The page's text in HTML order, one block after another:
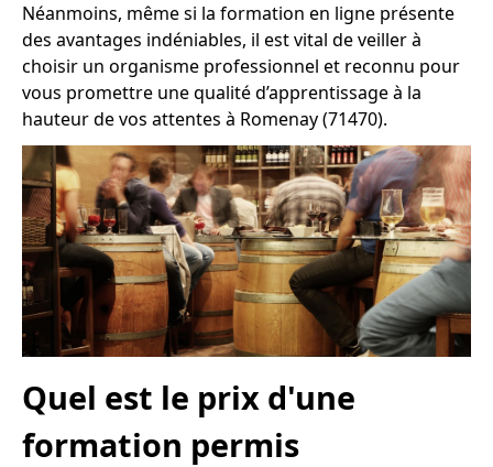
Néanmoins, même si la formation en ligne présente
des avantages indéniables, il est vital de veiller à
choisir un organisme professionnel et reconnu pour
vous promettre une qualité d’apprentissage à la
hauteur de vos attentes à Romenay (71470).
Quel est le prix d'une
formation permis